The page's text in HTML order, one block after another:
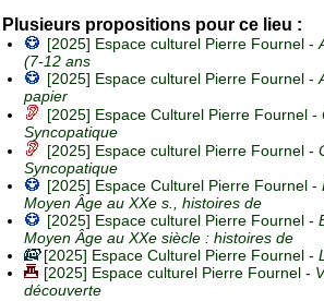
Plusieurs propositions pour ce lieu :
[2025] Espace culturel Pierre Fournel -
(7-12 ans
[2025] Espace culturel Pierre Fournel -
papier
[2025] Espace Culturel Pierre Fournel -
Syncopatique
[2025] Espace culturel Pierre Fournel -
Syncopatique
[2025] Espace Culturel Pierre Fournel -
Moyen Âge au XXe s., histoires de
[2025] Espace culturel Pierre Fournel -
Moyen Âge au XXe siècle : histoires de
[2025] Espace Culturel Pierre Fournel -
[2025] Espace culturel Pierre Fournel -
découverte